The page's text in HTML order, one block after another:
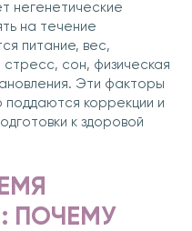
негенетические
на течение
питание, вес,
сон, физическая
Эти факторы
коррекции и
к здоровой
ПОЧЕМУ